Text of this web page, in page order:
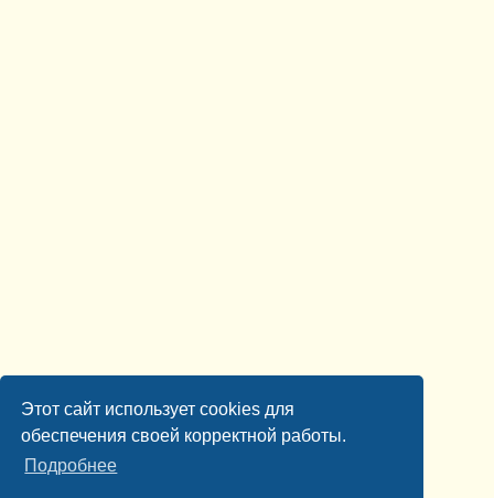
Этот сайт использует cookies для
обеспечения своей корректной работы.
Подробнее